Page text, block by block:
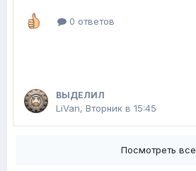
0 ответов
ВЫДЕЛИЛ
LiVan, Вторник в 15:45
Посмотреть все